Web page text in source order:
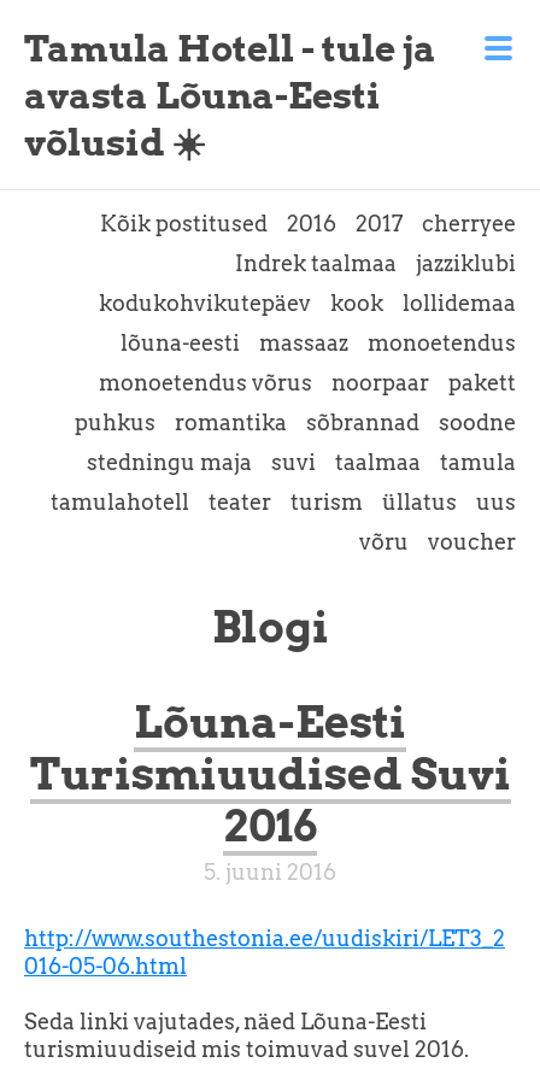
Tamula Hotell - tule ja
avasta Lõuna-Eesti
võlusid ☀️
Kõik postitused 2016 2017
cherryee
Indrek taalmaa
jazziklubi
kodukohvikutepäev
kook
lollidemaa
lõuna-eesti
massaaz
monoetendus
monoetendus võrus
noorpaar
pakett
puhkus
romantika sõbrannad
soodne
stedningu maja
suvi taalmaa
tamula
tamulahotell
teater turism üllatus
uus
võru
voucher
Blogi
Lõuna-Eesti
Turismiuudised Suvi
2016
5. juuni 2016
http://www.southestonia.ee/uudiskiri/LET3_2
016-05-06.html
Seda linki vajutades, näed Lõuna-Eesti
turismiuudiseid mis toimuvad suvel 2016.